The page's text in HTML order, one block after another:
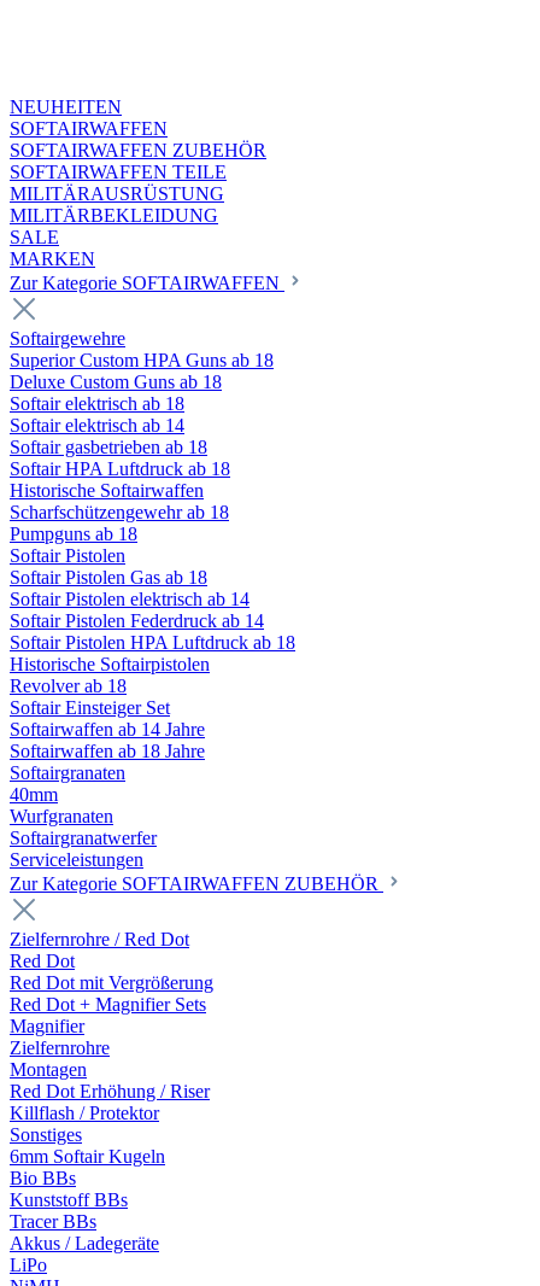
NEUHEITEN
SOFTAIRWAFFEN
SOFTAIRWAFFEN ZUBEHÖR
SOFTAIRWAFFEN TEILE
MILITÄRAUSRÜSTUNG
MILITÄRBEKLEIDUNG
SALE
MARKEN
Zur Kategorie SOFTAIRWAFFEN
Softairgewehre
Superior Custom HPA Guns ab 18
Deluxe Custom Guns ab 18
Softair elektrisch ab 18
Softair elektrisch ab 14
Softair gasbetrieben ab 18
Softair HPA Luftdruck ab 18
Historische Softairwaffen
Scharfschützengewehr ab 18
Pumpguns ab 18
Softair Pistolen
Softair Pistolen Gas ab 18
Softair Pistolen elektrisch ab 14
Softair Pistolen Federdruck ab 14
Softair Pistolen HPA Luftdruck ab 18
Historische Softairpistolen
Revolver ab 18
Softair Einsteiger Set
Softairwaffen ab 14 Jahre
Softairwaffen ab 18 Jahre
Softairgranaten
40mm
Wurfgranaten
Softairgranatwerfer
Serviceleistungen
Zur Kategorie SOFTAIRWAFFEN ZUBEHÖR
Zielfernrohre / Red Dot
Red Dot
Red Dot mit Vergrößerung
Red Dot + Magnifier Sets
Magnifier
Zielfernrohre
Montagen
Red Dot Erhöhung / Riser
Killflash / Protektor
Sonstiges
6mm Softair Kugeln
Bio BBs
Kunststoff BBs
Tracer BBs
Akkus / Ladegeräte
LiPo